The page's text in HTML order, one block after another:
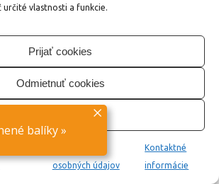
vlastnosti a funkcie.
Prijať cookies
Odmietnuť cookies
Vlastné nastavenie
osobných údajov
Kontaktné
informácie
Vašu e-mailovú adresu a
adresa
osobných údajov
Odoslať
balíky»